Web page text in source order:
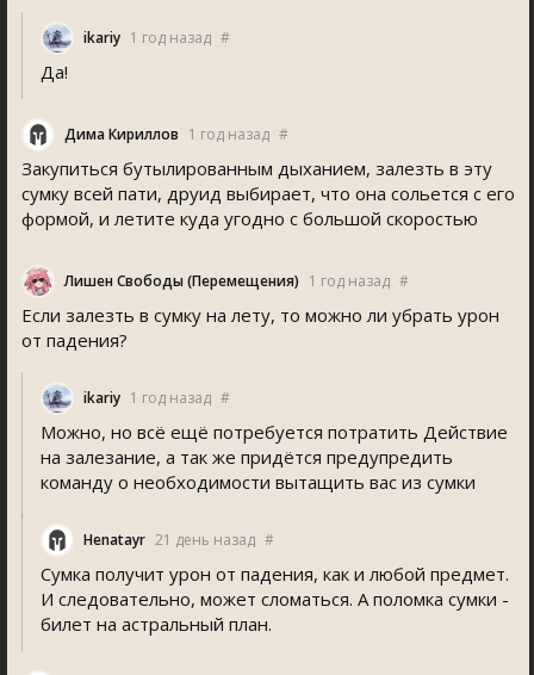
ikariy 1 год назад #
Да!
Дима Кириллов 1 год назад #
Закупиться бутылированным дыханием, залезть в эту
сумку всей пати, друид выбирает, что она сольется с его
формой, и летите куда угодно с большой скоростью
Лишен Свободы (Перемещения) 1 год назад #
Если залезть в сумку на лету, то можно ли убрать урон
от падения?
ikariy 1 год назад #
Можно, но всё ещё потребуется потратить Действие
на залезание, а так же придётся предупредить
команду о необходимости вытащить вас из сумки
Henatayr 21 день назад #
Сумка получит урон от падения, как и любой предмет.
И следовательно, может сломаться. А поломка сумки -
билет на астральный план.